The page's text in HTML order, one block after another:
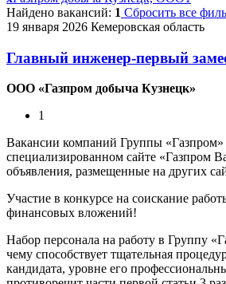
Найдено вакансий: 1 Сбросить все
19 января 2026 Кемеровская область
Главный инженер-первый
ООО «Газпром добыча Кузнецк»
1
Вакансии компаний Группы «Газпром»
специализированном сайте «Газпром
объявления, размещенные на других
Участие в конкурсе на соискание
финансовых вложений!
Набор персонала на работу в Группу
чему способствует тщательная
кандидата, уровне его